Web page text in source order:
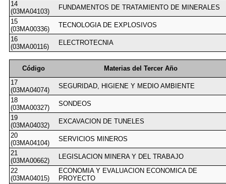
14
(03MA04103)
FUNDAMENTOS DE TRATAMIENTO DE MINERALES
15
(03MA00336)
TECNOLOGIA DE EXPLOSIVOS
16
(03MA00116)
ELECTROTECNIA
Código
Materias del Tercer Año
17
(03MA04074)
SEGURIDAD, HIGIENE Y MEDIO AMBIENTE
18
(03MA00327)
SONDEOS
19
(03MA04032)
EXCAVACION DE TUNELES
20
(03MA04104)
SERVICIOS MINEROS
21
(03MA00662)
LEGISLACION MINERA Y DEL TRABAJO
22
(03MA04015)
ECONOMIA Y EVALUACION ECONOMICA DE
PROYECTO